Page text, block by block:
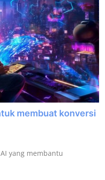
membuat konversi
yang membantu